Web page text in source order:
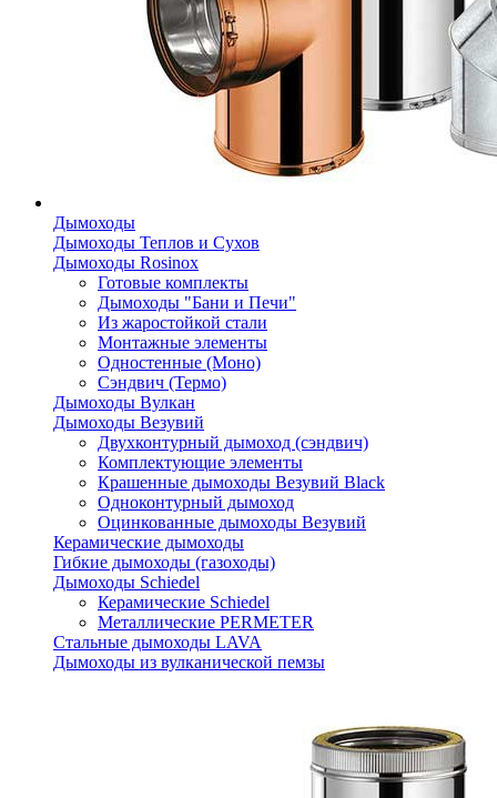
Дымоходы
Дымоходы Теплов и Сухов
Дымоходы Rosinox
Готовые комплекты
Дымоходы "Бани и Печи"
Из жаростойкой стали
Монтажные элементы
Одностенные (Моно)
Сэндвич (Термо)
Дымоходы Вулкан
Дымоходы Везувий
Двухконтурный дымоход (сэндвич)
Комплектующие элементы
Крашенные дымоходы Везувий Black
Одноконтурный дымоход
Оцинкованные дымоходы Везувий
Керамические дымоходы
Гибкие дымоходы (газоходы)
Дымоходы Schiedel
Керамические Schiedel
Металлические PERMETER
Стальные дымоходы LAVA
Дымоходы из вулканической пемзы